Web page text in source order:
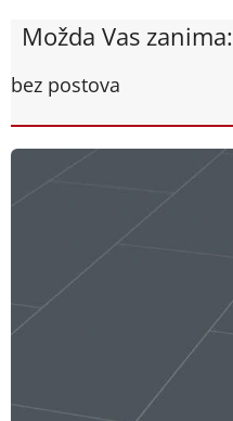
Možda Vas zanima:
bez postova